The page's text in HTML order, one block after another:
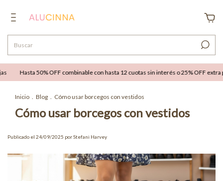
50% OFF combinable con hasta 12 cuotas sin interés o 25% OFF extra por
Inicio . Blog . Cómo usar borcegos con vestidos
Cómo usar borcegos con vestidos
Publicado el 24/09/2025 por Stefani Harvey